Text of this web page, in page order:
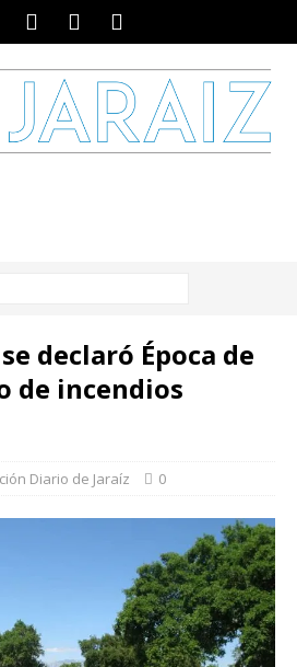
declaró Época de
de incendios
Diario de Jaraíz 0